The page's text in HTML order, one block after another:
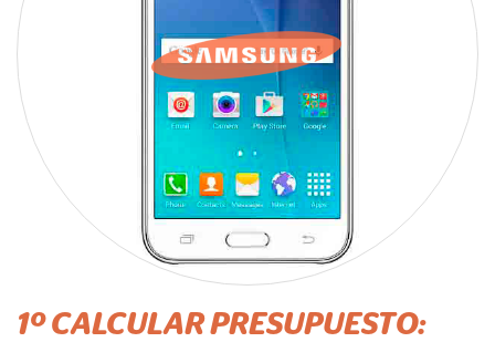
1º CALCULAR PRESUPUESTO: